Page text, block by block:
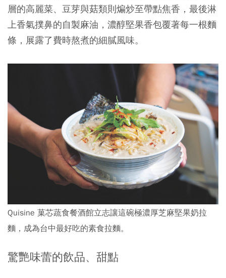
層的高麗菜、豆芽與菇類則煸炒至帶點焦香，最後淋
上香氣撲鼻的自製麻油，濃醇堅果香包覆著每一根麵
條，展露了費時熬煮的細膩風味。
Quisine 菓芯蔬食餐酒館立志讓這碗極濃厚芝麻堅果奶拉
麵，成為台中最好吃的素食拉麵。
驚艷味蕾的飲品、甜點